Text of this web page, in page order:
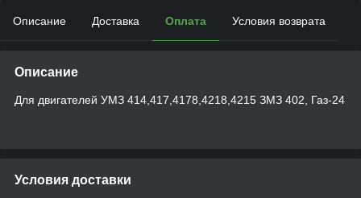
Описание Доставка Оплата Условия возврата
Описание
Для двигателей УМЗ 414,417,4178,4218,4215 ЗМЗ 402, Газ-24
Условия доставки